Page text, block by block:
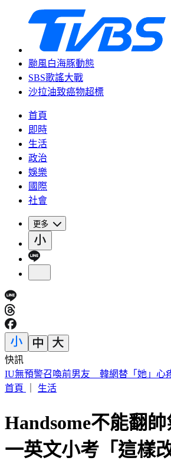
颱風白海豚動態
SBS歌謠大戰
沙拉油致癌物超標
首頁
即時
生活
政治
娛樂
國際
社會
更多
快訊
中國出入境新規將上路 陸委會曝「這
首頁
生活
Handsome不能翻
一英文小考「這樣